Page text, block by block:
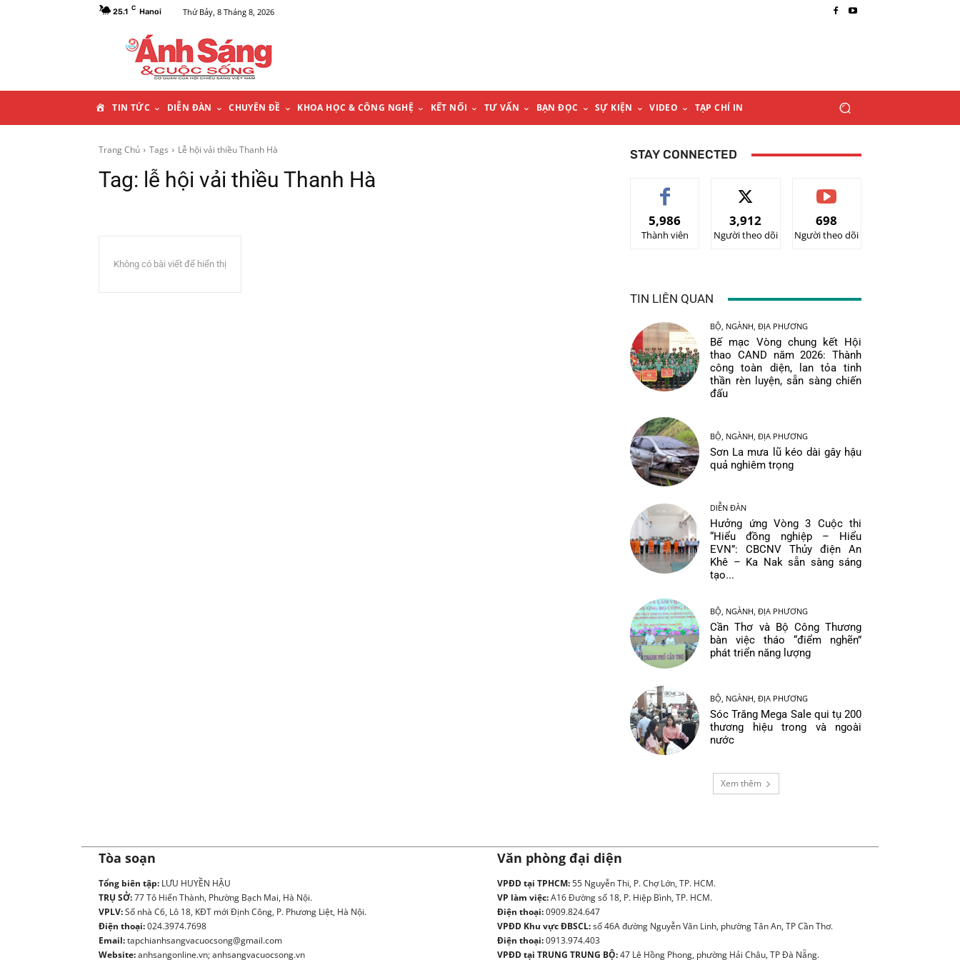
25.1 C Hanoi Thứ Bảy, 8 Tháng 8, 2026
A
TIN TỨC DIỄN ĐÀN CHUYÊN ĐỀ KHOA HỌC & CÔNG NGHỆ KẾT NỐI TƯ VẤN BẠN ĐỌC SỰ KIỆN VIDEO TẠP CHÍ IN
Trang Chủ Tags Lễ hội vải thiều Thanh Hà
Tag: lễ hội vải thiều Thanh Hà
Không có bài viết để hiển thị
STAY CONNECTED
5,986
Thành viên
3,912
Người theo dõi
698
Người theo dõi
TIN LIÊN QUAN
BỘ, NGÀNH, ĐỊA PHƯƠNG
Bế mạc Vòng chung kết Hội
thao CAND năm 2026: Thành
công toàn diện, lan tỏa tinh
thần rèn luyện, sẵn sàng chiến
đấu
BỘ, NGÀNH, ĐỊA PHƯƠNG
Sơn La mưa lũ kéo dài gây hậu
quả nghiêm trọng
DIỄN ĐÀN
Hưởng ứng Vòng 3 Cuộc thi
“Hiểu đồng nghiệp – Hiểu
EVN”: CBCNV Thủy điện An
Khê – Ka Nak sẵn sàng sáng
tạo...
BỘ, NGÀNH, ĐỊA PHƯƠNG
Cần Thơ và Bộ Công Thương
bàn việc tháo “điểm nghẽn”
phát triển năng lượng
BỘ, NGÀNH, ĐỊA PHƯƠNG
Sóc Trăng Mega Sale qui tụ 200
thương hiệu trong và ngoài
nước
Xem thêm
Tòa soạn
Tổng biên tập: LƯU HUYỀN HẬU
TRỤ SỞ:77 Tô Hiến Thành, Phường Bạch Mai, Hà Nội.
VPLV:Số nhà C6, Lô 18, KĐT mới Định Công, P. Phương Liệt, Hà Nội.
Điện thoại:024.3974.7698
Email:tapchianhsangvacuocsong@gmail.com
Website:anhsangonline.vn; anhsangvacuocsong.vn
Văn phòng đại diện
VPĐD tại TPHCM:55 Nguyễn Thi, P. Chợ Lớn, TP. HCM.
VP làm việc:A16 Đường số 18, P. Hiệp Bình, TP. HCM.
Điện thoại:0909.824.647
VPĐD Khu vực ĐBSCL:số 46A đường Nguyễn Văn Linh, phường Tân An, TP Cần Thơ.
Điện thoại:0913.974.403
VPĐD tại TRUNG TRUNG BỘ:47 Lê Hồng Phong, phường Hải Châu, TP Đà Nẵng.